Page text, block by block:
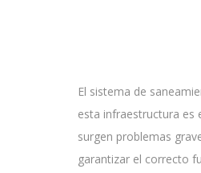
El sistema de
esta infraestructura es
surgen problemas
garantizar el correcto